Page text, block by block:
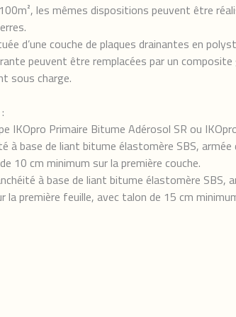
les mêmes dispositions peuvent être
d’une couche de plaques drainantes en
peuvent être remplacées par un
sous charge.
Primaire Bitume Adérosol SR ou IKOpro
à base de liant bitume élastomère SBS,
10 cm minimum sur la première couche.
à base de liant bitume élastomère SBS,
la première feuille, avec talon de 15 cm